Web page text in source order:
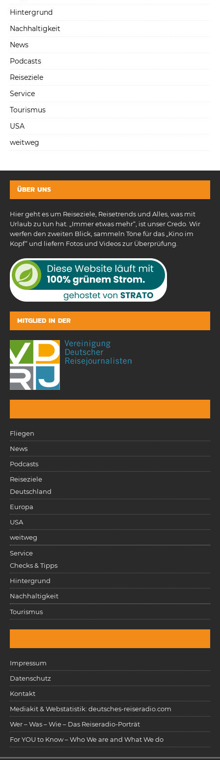
Hintergrund
Nachhaltigkeit
News
Podcasts
Reiseziele
Service
Tourismus
USA
weitweg
ÜBER UNS
Hier geht es um Reiseziele, Reisetrends und Alles, was mit
Urlaub zu tun hat. „Immer etwas mehr“, ist unser Credo. Wir
werfen den zweiten Blick, sammeln Töne für das „Kino im
Kopf“ und liefern Fotos und Videos zur Überprüfung.
MITGLIED IN DER
Fliegen
News
Podcasts
Reiseziele
Deutschland
Europa
USA
weitweg
Service
Checks & Tipps
Hintergrund
Nachhaltigkeit
Tourismus
Impressum
Datenschutz
Kontakt
Mediakit & Webstatistik: deutsches-reiseradio.com
Wer – Was – Wie – Das Reiseradio-Porträt
For YOU to Know – Who We are and What We do